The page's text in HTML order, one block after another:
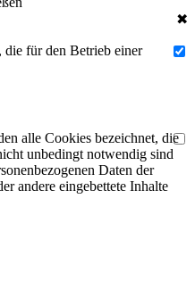
✖
für den Betrieb einer
alle Cookies bezeichnet, die
unbedingt notwendig sind
Daten der
andere eingebettete Inhalte